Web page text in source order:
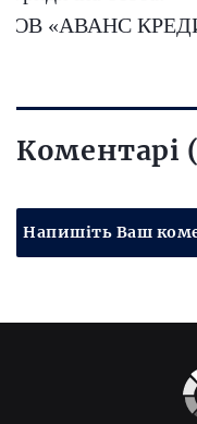
ТОВ «АВАНС
Коментарі
Напишіть Ваш